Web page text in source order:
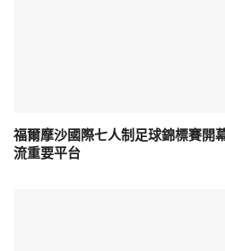
福爾摩沙國際七人制足球錦標賽
流重要平台